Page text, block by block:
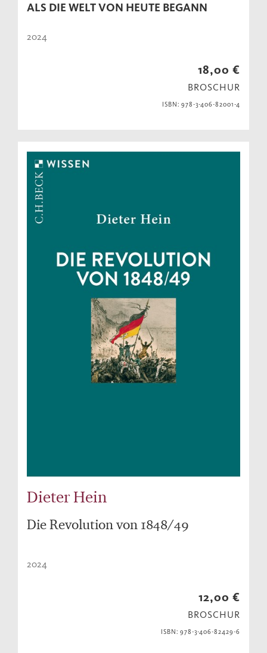
ALS DIE WELT VON HEUTE BEGANN
2024
18,00 €
BROSCHUR
ISBN: 978-3-406-82001-4
Dieter Hein
Die Revolution von 1848/49
2024
12,00 €
BROSCHUR
ISBN: 978-3-406-82429-6